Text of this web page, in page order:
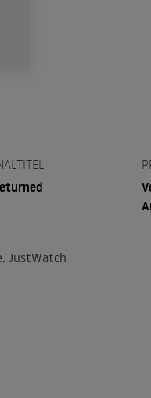
JustWatch